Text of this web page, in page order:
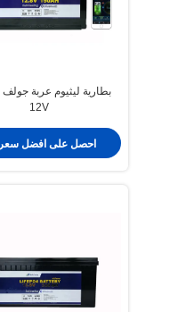
12V
احصل على افضل سعر